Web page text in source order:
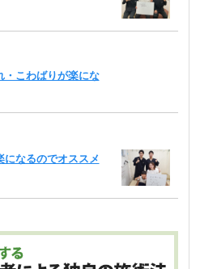
・こわばりが楽にな
なるのでオススメ